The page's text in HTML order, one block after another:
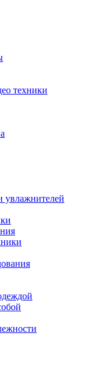
и планшетов
для смартфонов
для телефонов
часов
для рисования
наклеек
техники
увлажнителей